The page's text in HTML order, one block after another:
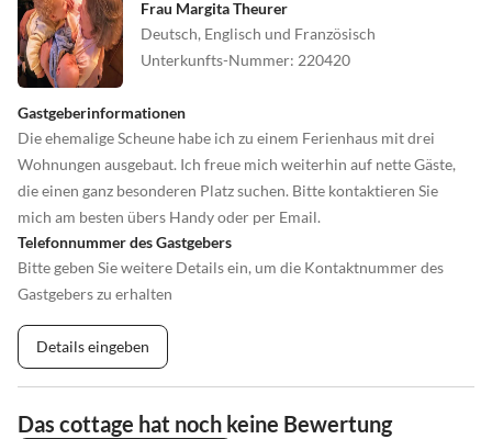
Frau Margita Theurer
Deutsch, Englisch und Französisch
Unterkunfts-Nummer: 220420
Gastgeberinformationen
Die ehemalige Scheune habe ich zu einem Ferienhaus mit drei
Wohnungen ausgebaut. Ich freue mich weiterhin auf nette Gäste,
die einen ganz besonderen Platz suchen. Bitte kontaktieren Sie
mich am besten übers Handy oder per Email.
Telefonnummer des Gastgebers
Bitte geben Sie weitere Details ein, um die Kontaktnummer des
Gastgebers zu erhalten
Details eingeben
Das cottage hat noch keine Bewertung